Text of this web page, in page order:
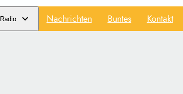
Radio Nachrichten Buntes Kontakt